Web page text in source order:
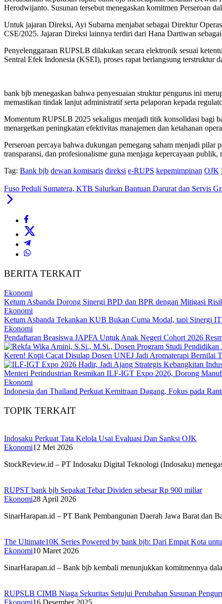
Herodwijanto. Susunan tersebut menegaskan komitmen Perseroan
Untuk jajaran Direksi, Ayi Subarna menjabat sebagai Direktur
CSE/2025. Jajaran Direksi lainnya terdiri dari Hana Dartiwan
Penyelenggaraan RUPSLB dilakukan secara elektronik sesuai
Sentral Efek Indonesia (KSEI), proses rapat berlangsung terstruktur
bank bjb menegaskan bahwa penyesuaian struktur pengurus ini
memastikan tindak lanjut administratif serta pelaporan kepada
Momentum RUPSLB 2025 sekaligus menjadi titik konsolidasi bagi
menargetkan peningkatan efektivitas manajemen dan ketahanan
Perseroan percaya bahwa dukungan pemegang saham menjadi
transparansi, dan profesionalisme guna menjaga kepercayaan
Tag: Bank bjb dewan komisaris direksi e-RUPS kepemimpinan OJK
Fuso Peduli Sumatera, KTB Salurkan Bantuan Darurat dan Servis
BERITA TERKAIT
Ekonomi
Ketum Asbanda Dorong Sinergi BPD dan BPR dengan Mitigasi
Ekonomi
Ketum Asbanda Tekankan KUB Bukan Cuma Modal, tapi Sinergi
Ekonomi
Pendaftaran Beasiswa JAPFA Untuk Anak Negeri Cohort 2026
Keren! Kopi Cacat Disulap Dosen UNEJ Jadi Aromaterapi Bernilai
Menteri Perindustrian Resmikan ILF-IGT Expo 2026, Dorong
Ekonomi
Indonesia dan Thailand Perkuat Kemitraan Dagang, Fokus pada
TOPIK TERKAIT
Indosaku Perkuat Tata Kelola Usai Evaluasi Dan Sanksi OJK
Ekonomi12 Mei 2026
StockReview.id – PT Indosaku Digital Teknologi (Indosaku)
RUPST bank bjb Sepakat Tebar Dividen sebesar Rp 900 miliar
Ekonomi28 April 2026
SinarHarapan.id – PT Bank Pembangunan Daerah Jawa Barat dan
The Ultimate10K Series Powered by bank bjb: Dari Empat Kota
Ekonomi10 Maret 2026
SinarHarapan.id – Bank bjb kembali menunjukkan komitmennya
RUPSLB CIMB Niaga Sekuritas Setujui Perubahan Susunan